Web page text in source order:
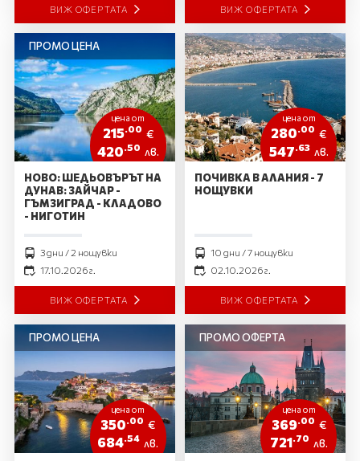
ВИЖ ОФЕРТАТА ВИЖ ОФЕРТАТА
ПРОМО ЦЕНА
цена от
215.00 €
420.50 лв.
НОВО: ШЕДЬОВЪРЪТ НА
ДУНАВ: ЗАЙЧАР -
ГЪМЗИГРАД - КЛАДОВО
- НИГОТИН
3 дни / 2 нощувки
17.10.2026 г.
ВИЖ ОФЕРТАТА
цена от
280.00 €
547.63 лв.
ПОЧИВКА В АЛАНИЯ - 7
НОЩУВКИ
10 дни / 7 нощувки
02.10.2026 г.
ВИЖ ОФЕРТАТА
ПРОМО ЦЕНА
цена от
350 .00 €
684.54 лв.
ПРОМО ОФЕРТА
цена от
369 .00 €
721.70 лв.